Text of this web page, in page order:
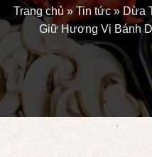
Trang chủ » Tin tức» Dừa
Giữ Hương Vị Bánh